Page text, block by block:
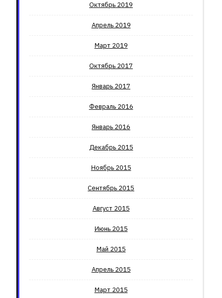
Октябрь 2019
Апрель 2019
Март 2019
Октябрь 2017
Январь 2017
Февраль 2016
Январь 2016
Декабрь 2015
Ноябрь 2015
Сентябрь 2015
Август 2015
Июнь 2015
Май 2015
Апрель 2015
Март 2015